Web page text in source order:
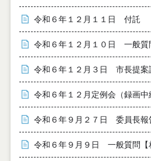
令和６年１２月１１日 付託
令和６年１２月１０日 一般質
令和６年１２月３日 市長提案
令和６年１２月定例会（録画中
令和６年９月２７日 委員長報
令和６年９月９日 一般質問【